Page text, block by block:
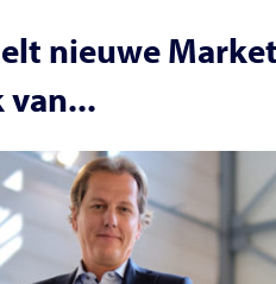
nieuwe
van...